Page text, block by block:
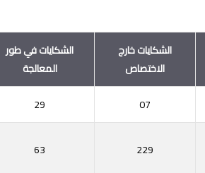
الشكايات خارج
الاختصاص
الشكايات في طور
المعالجة
07
29
229
63